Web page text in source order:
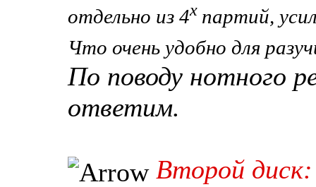
отдельно из 4х партий,
Что очень удобно для
По поводу нотного
ответим.
Второй диск: